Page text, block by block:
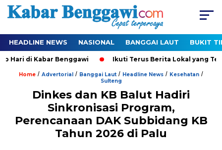
HEADLINE NEWS NASIONAL BANGGAI LAUT BUKIT
Benggawi Ikuti Terus Berita Lokal yang Ter-Update
Home / Advertorial / Banggai Laut / Headline News / Kesehatan /
Sulteng
Dinkes dan KB Balut Hadiri
Sinkronisasi Program,
Perencanaan DAK Subbidang KB
Tahun 2026 di Palu